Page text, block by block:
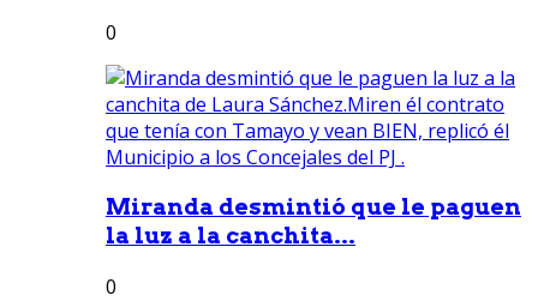
0
Miranda desmintió que le paguen
la luz a la canchita...
0